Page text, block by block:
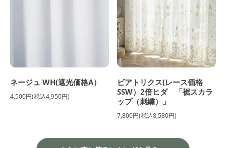
ネージュ WH(遮光価格A）
4,500円(税込4,950円)
ビアトリクス(レース価格
SSW）2倍ヒダ 「裾スカラ
ップ（刺繍）」
7,800円(税込8,580円)